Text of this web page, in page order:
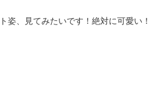
姿、見てみたいです！絶対に可愛い！